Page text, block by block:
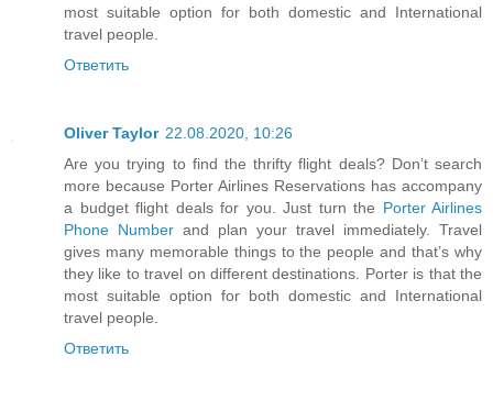
most suitable option for both domestic and International
travel people.
Ответить
Oliver Taylor 22.08.2020, 10:26
Are you trying to find the thrifty flight deals? Don’t search
more because Porter Airlines Reservations has accompany
a budget flight deals for you. Just turn the Porter Airlines
Phone Number and plan your travel immediately. Travel
gives many memorable things to the people and that’s why
they like to travel on different destinations. Porter is that the
most suitable option for both domestic and International
travel people.
Ответить